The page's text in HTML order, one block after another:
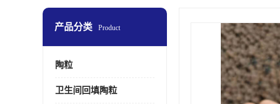
产品分类 Product
陶粒
卫生间回填陶粒